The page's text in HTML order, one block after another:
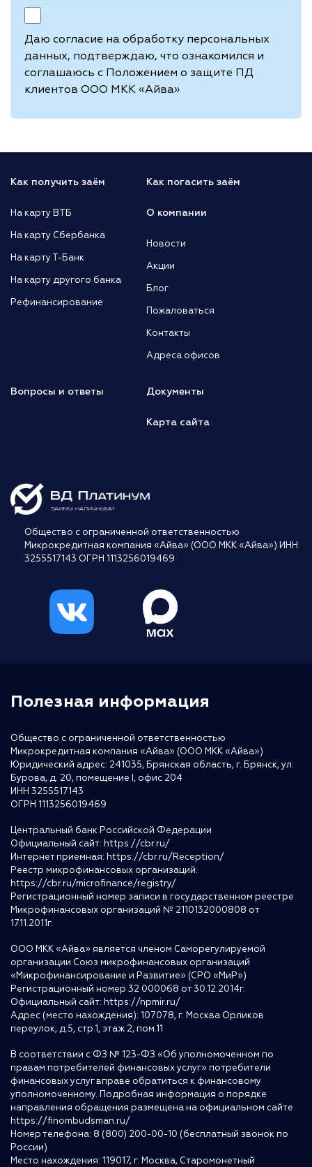
Даю согласие на обработку персональных
данных, подтверждаю, что ознакомился и
соглашаюсь с Положением о защите ПД
клиентов ООО МКК «Айва»
Как получить заём
На карту ВТБ
На карту Сбербанка
На карту Т-Банк
На карту другого банка
Рефинансирование
Как погасить заём
О компании
Новости
Акции
Блог
Пожаловаться
Контакты
Адреса офисов
Вопросы и ответы Документы
Карта сайта
Общество с ограниченной ответственностью
Микрокредитная компания «Айва» (ООО МКК «Айва») ИНН
3255517143 ОГРН 1113256019469
Полезная информация
Общество с ограниченной ответственностью
Микрокредитная компания «Айва» (ООО МКК «Айва»)
Юридический адрес: 241035, Брянская область, г. Брянск, ул.
Бурова, д. 20, помещение I, офис 204
ИНН 3255517143
ОГРН 1113256019469
Центральный банк Российской Федерации
Официальный сайт: https://cbr.ru/
Интернет приемная: https://cbr.ru/Reception/
Реестр микрофинансовых организаций:
https://cbr.ru/microfinance/registry/
Регистрационный номер записи в государственном реестре
Микрофинансовых организаций № 2110132000808 от
17.11.2011г.
ООО МКК «Айва» является членом Саморегулируемой
организации Союз микрофинансовых организаций
«Микрофинансирование и Развитие» (СРО «МиР»)
Регистрационный номер 32 000068 от 30.12.2014г.
Официальный сайт: https://npmir.ru/
Адрес (место нахождения): 107078, г. Москва Орликов
переулок, д.5, стр.1, этаж 2, пом.11
В соответствии с ФЗ № 123-ФЗ «Об уполномоченном по
правам потребителей финансовых услуг» потребители
финансовых услуг вправе обратиться к финансовому
уполномоченному. Подробная информация о порядке
направления обращения размещена на официальном сайте
https://finombudsman.ru/
Номер телефона: 8 (800) 200-00-10 (бесплатный звонок по
России)
Место нахождения: 119017, г. Москва, Старомонетный